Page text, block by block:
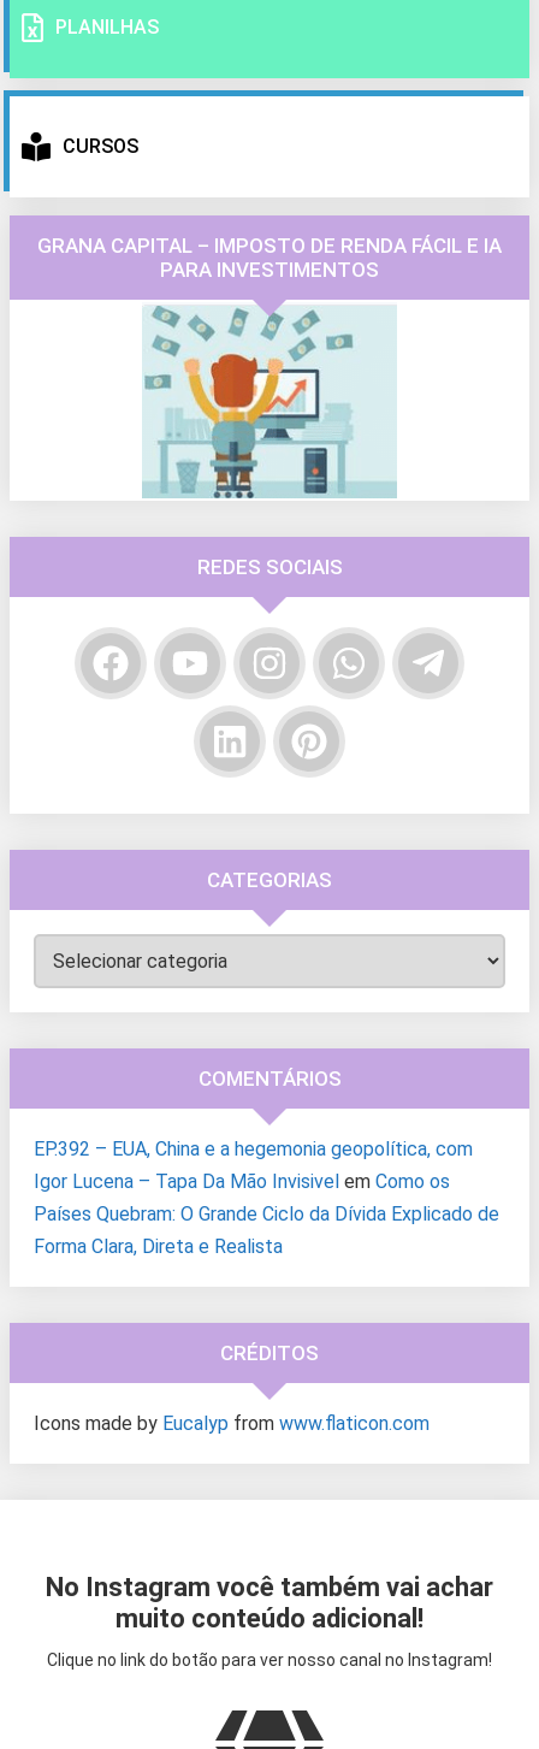
PLANILHAS
CURSOS
GRANA CAPITAL – IMPOSTO DE RENDA FÁCIL E IA
PARA INVESTIMENTOS
REDES SOCIAIS
CATEGORIAS
Categorias
COMENTÁRIOS
EP.392 – EUA, China e a hegemonia geopolítica, com
Igor Lucena – Tapa Da Mão Invisivel em Como os
Países Quebram: O Grande Ciclo da Dívida Explicado de
Forma Clara, Direta e Realista
CRÉDITOS
Icons made by Eucalyp from www.flaticon.com
No Instagram você também vai achar
muito conteúdo adicional!
Clique no link do botão para ver nosso canal no Instagram!